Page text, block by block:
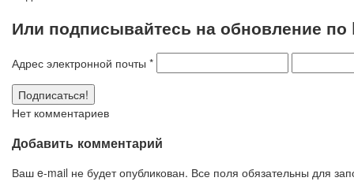
Или подписывайтесь на обновление по
Адрес электронной почты *
Нет комментариев
Добавить комментарий
Ваш e-mail не будет опубликован. Все поля обязательны для